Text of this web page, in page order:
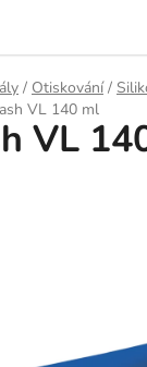
/ Otiskování /
VL 140 ml
VL